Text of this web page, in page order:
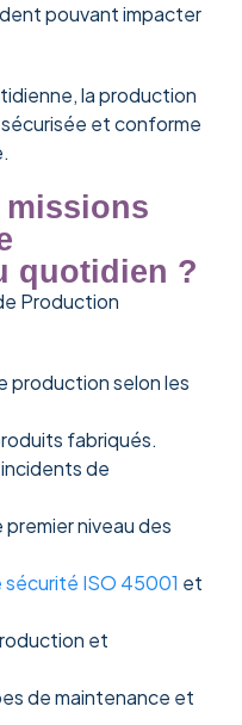
pouvant impacter
la production
et conforme
missions
quotidien ?
Production
production selon les
fabriqués.
de
niveau des
sécurité ISO 45001 et
et
de maintenance et